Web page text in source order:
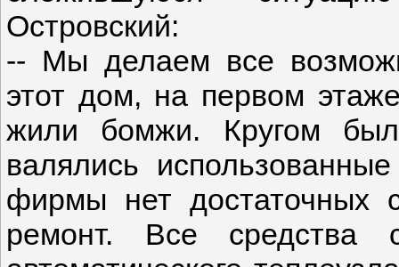
Островский:
-- Мы делаем все
этот дом, на первом
жили бомжи. Кругом
валялись
фирмы нет достаточных
ремонт. Все средства